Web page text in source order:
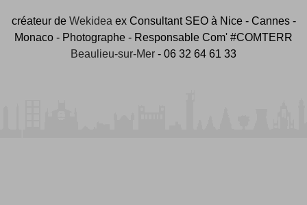
créateur de Wekidea ex Consultant SEO à Nice - Cannes -
Monaco - Photographe - Responsable Com' #COMTERR
Beaulieu-sur-Mer - 06 32 64 61 33